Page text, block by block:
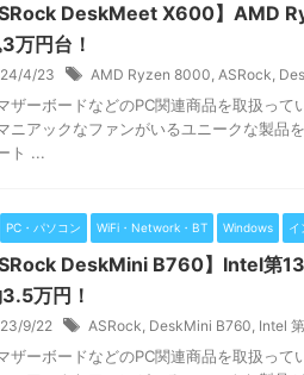
DeskMeet X600】AMD
万円台！
4/23 AMD Ryzen 8000, ASRock,
ザーボードなどのPC関連商品を取扱って
ニアックなファンがいるユニークな製品
ト ...
PC・パソコン WiFi・Network・BT Windows イ
DeskMini B760】Intel第
万円！
9/22 ASRock, DeskMini B760, Intel
ザーボードなどのPC関連商品を取扱って